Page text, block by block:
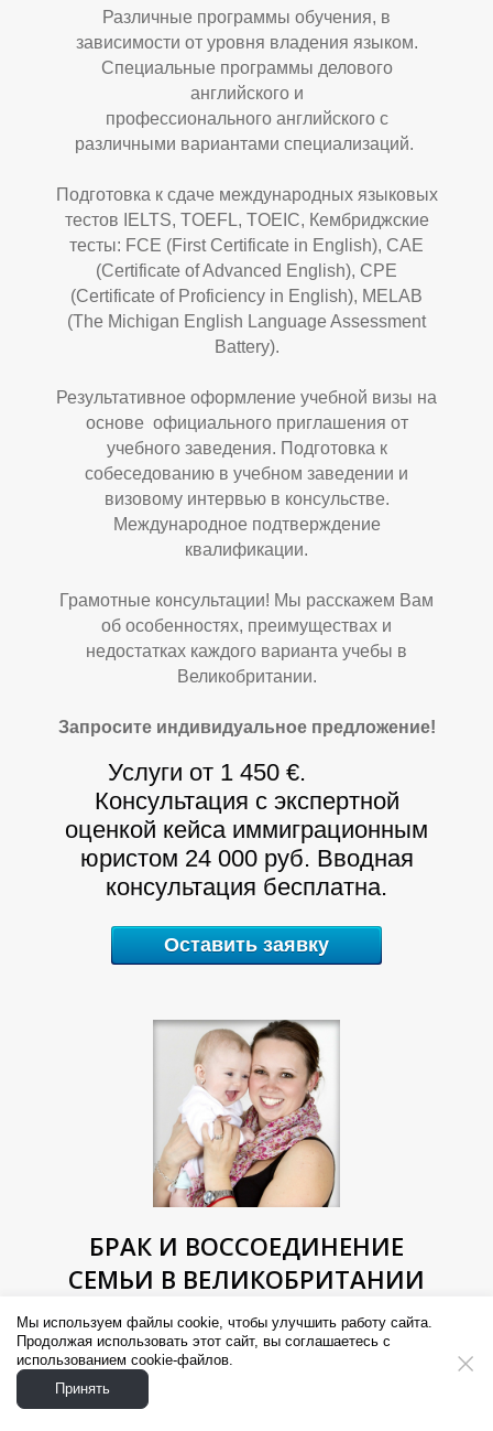
Ы
П
Е
П
Различные программы обучения, в
зависимости от уровня владения языком.
Специальные программы делового
английского и
профессионального английского с
различными вариантами специализаций.
Подготовка к сдаче международных языковых
тестов IELTS, TOEFL, TOEIC, Кембриджские
тесты: FCE (First Certificate in English), CAE
(Certificate of Advanced English), CPE
(Certificate of Proficiency in English), MELAB
(The Michigan English Language Assessment
Battery).
Результативное оформление учебной визы на
основе официального приглашения от
учебного заведения. Подготовка к
собеседованию в учебном заведении и
визовому интервью в консульстве.
Международное подтверждение
квалификации.
Грамотные консультации! Мы расскажем Вам
об особенностях, преимуществах и
недостатках каждого варианта учебы в
Великобритании.
Запросите индивидуальное предложение!
Услуги от 1 450 €.
Консультация с экспертной
оценкой кейса иммиграционным
юристом 24 000 руб. Вводная
консультация бесплатна.
Оставить заявку
БРАК И ВОССОЕДИНЕНИЕ
СЕМЬИ В ВЕЛИКОБРИТАНИИ
Визы для брачных партнёров, виза невесты
(жениха), виза жены (мужа), усыновление
(удочерение), программы воссоединения
семей для близких родственников, визы для
Мы используем файлы cookie, чтобы улучшить работу сайта.
Продолжая использовать этот сайт, вы соглашаетесь с
использованием cookie-файлов.
Принять